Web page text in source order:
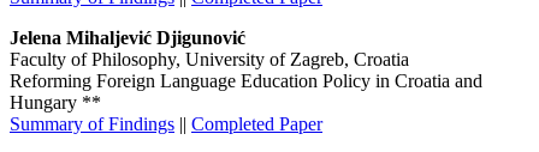
Jelena Mihaljević Djigunović
Faculty of Philosophy, University of Zagreb, Croatia
Reforming Foreign Language Education Policy in Croatia and
Hungary **
Summary of Findings || Completed Paper